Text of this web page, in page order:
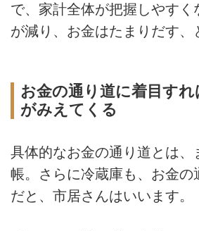
で、家計全体が把握しやすく
が減り、お金はたまりだす、
お金の通り道に着目す
がみえてくる
具体的なお金の通り道とは、
帳。さらに冷蔵庫も、お金の
だと、市居さんはいいます。